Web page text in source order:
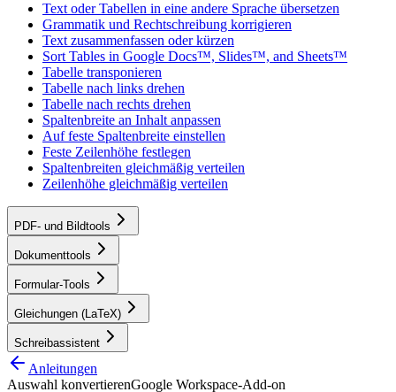
Text oder Tabellen in eine andere Sprache übersetzen
Grammatik und Rechtschreibung korrigieren
Text zusammenfassen oder kürzen
Sort Tables in Google Docs™, Slides™, and Sheets™
Tabelle transponieren
Tabelle nach links drehen
Tabelle nach rechts drehen
Spaltenbreite an Inhalt anpassen
Auf feste Spaltenbreite einstellen
Feste Zeilenhöhe festlegen
Spaltenbreiten gleichmäßig verteilen
Zeilenhöhe gleichmäßig verteilen
PDF- und Bildtools
Dokumenttools
Formular-Tools
Gleichungen (LaTeX)
Schreibassistent
Anleitungen
Auswahl konvertierenGoogle Workspace-Add-on